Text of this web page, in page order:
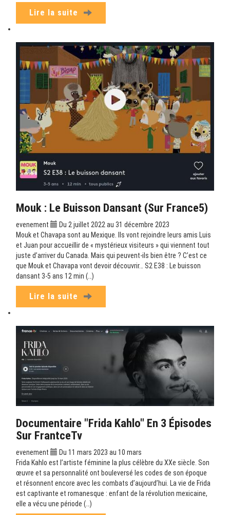
Lire la suite
Mouk : Le Buisson Dansant (sur France5)
evenement
Du 2 juillet 2022 au 31 décembre 2023
Mouk et Chavapa sont au Mexique. Ils vont rejoindre leurs amis Luis
et Juan pour accueillir de « mystérieux visiteurs » qui viennent tout
juste d’arriver du Canada. Mais qui peuvent-ils bien être ? C’est ce
que Mouk et Chavapa vont devoir découvrir… S2 E38 : Le buisson
dansant 3-5 ans 12 min (…)
Lire la suite
Documentaire "Frida Kahlo" En 3 Épisodes
Sur FrantceTv
evenement
Du 11 mars 2023 au 10 mars
Frida Kahlo est l’artiste féminine la plus célèbre du XXe siècle. Son
œuvre et sa personnalité ont bouleversé les codes de son époque
et résonnent encore avec les combats d’aujourd’hui. La vie de Frida
est captivante et romanesque : enfant de la révolution mexicaine,
elle a vécu une période (…)